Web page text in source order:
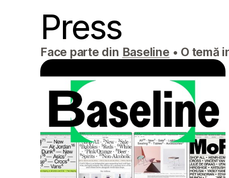
Press
Face parte din Baseline • O temă